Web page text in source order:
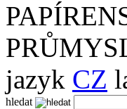
jazyk CZ
hledat